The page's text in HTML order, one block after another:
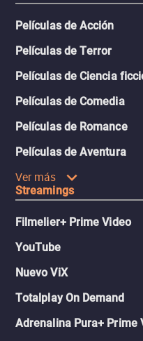
Películas de Acción
Películas de Terror
Películas de Ciencia
Películas de Comedia
Películas de Romance
Películas de Aventura
Ver más
Streamings
Filmelier+ Prime Video
YouTube
Nuevo ViX
Totalplay On Demand
Adrenalina Pura+ Prime